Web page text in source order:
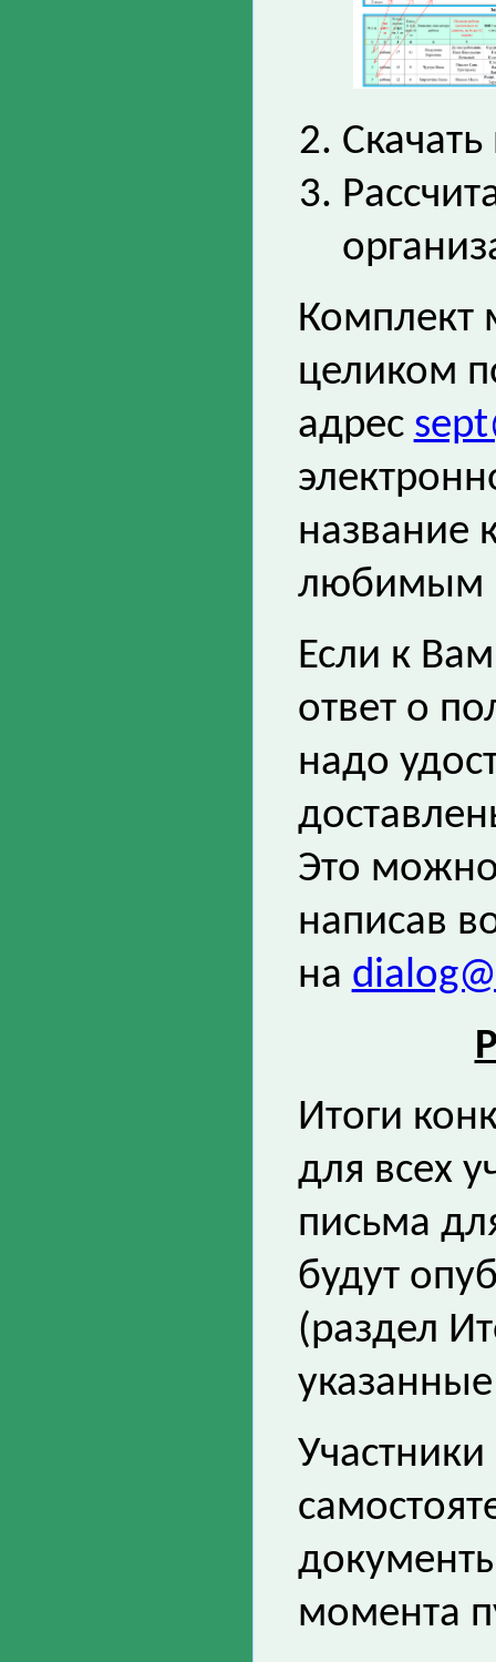
Комплект
целиком
адрес
название
любимым
Если к
ответ о
надо
Это
написав
на
Итоги
для всех
письма
будут
(раздел
момента